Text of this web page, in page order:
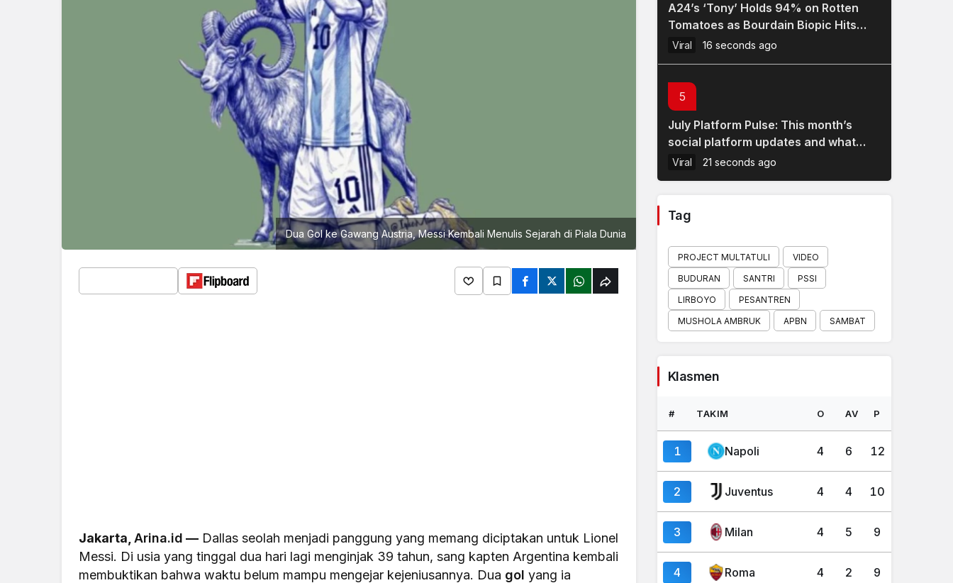
Dua Gol ke Gawang Austria, Messi Kembali Menulis Sejarah di Piala Dunia
Jakarta,Arina.id — Dallas seolah menjadi panggung yang memang diciptakan untuk Lionel
Messi. Di usia yang tinggal dua hari lagi menginjak 39 tahun, sang kapten Argentina kembali
membuktikan bahwa waktu belum mampu mengejar kejeniusannya. Dua gol yang ia
A24’s ‘Tony’ Holds 94% on Rotten
Tomatoes as Bourdain Biopic Hits
Theaters
Viral 16 seconds ago
5
July Platform Pulse: This month’s
social platform updates and what
they mean for brands
Viral 21 seconds ago
Tag
PROJECT MULTATULI
VIDEO
BUDURAN
SANTRI
PSSI
LIRBOYO
PESANTREN
MUSHOLA AMBRUK
APBN SAMBAT
Klasmen
# TAKIM O AV P
1 Napoli 4 6 12
2 Juventus 4 4 10
3 Milan 4 5 9
4 Roma 4 2 9